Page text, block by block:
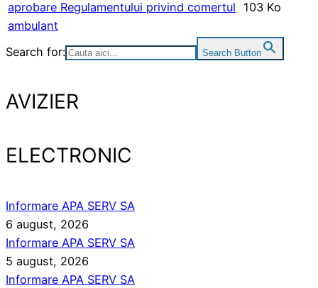
aprobare Regulamentului privind comertul
ambulant
103 Ko
Search for: Search Button
AVIZIER
ELECTRONIC
Informare APA SERV SA
6 august, 2026
Informare APA SERV SA
5 august, 2026
Informare APA SERV SA